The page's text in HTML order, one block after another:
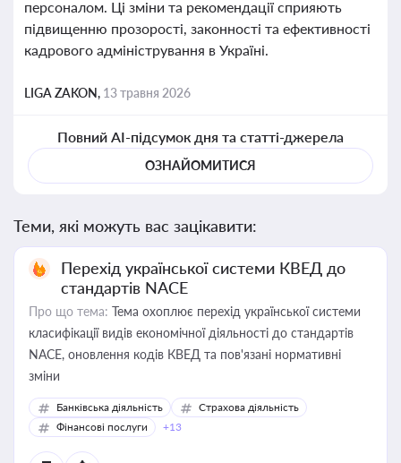
персоналом. Ці зміни та рекомендації сприяють
підвищенню прозорості, законності та ефективності
кадрового адміністрування в Україні.
LIGA ZAKON, 13 травня 2026
Повний AI-підсумок дня та статті-джерела
ОЗНАЙОМИТИСЯ
Теми, які можуть вас зацікавити:
Перехід української системи КВЕД до
стандартів NACE
Про що тема: Тема охоплює перехід української системи
класифікації видів економічної діяльності до стандартів
NACE, оновлення кодів КВЕД та пов'язані нормативні
зміни
Банківська діяльність
Страхова діяльність
Фінансові послуги
+13